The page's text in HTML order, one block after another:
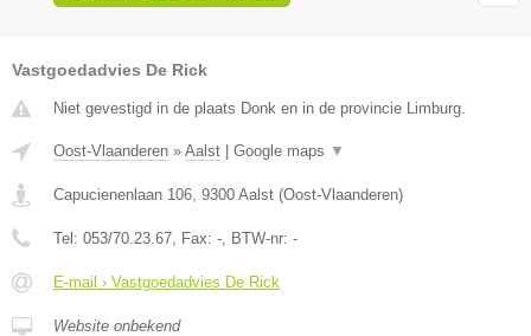
Vastgoedadvies De Rick
Niet gevestigd in de plaats Donk en in de provincie Limburg.
Oost-Vlaanderen » Aalst Google maps ▼
Capucienenlaan 106 9300 Aalst (Oost-Vlaanderen)
Tel: 053/70.23.67 , Fax: - , BTW-nr: -
E-mail › Vastgoedadvies De Rick
Website onbekend